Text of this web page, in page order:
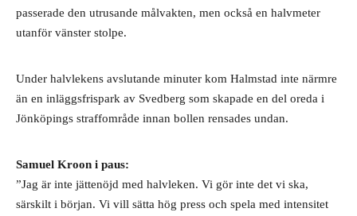
passerade den utrusande målvakten, men också en halvmeter
utanför vänster stolpe.
Under halvlekens avslutande minuter kom Halmstad inte närmre
än en inläggsfrispark av Svedberg som skapade en del oreda i
Jönköpings straffområde innan bollen rensades undan.
Samuel Kroon i paus:
”Jag är inte jättenöjd med halvleken. Vi gör inte det vi ska,
särskilt i början. Vi vill sätta hög press och spela med intensitet